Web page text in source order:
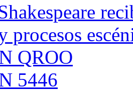
procesos
QROO
5446